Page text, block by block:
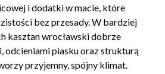
i dodatki w macie, które
bez przesady. W bardziej
kasztan wrocławski dobrze
odcieniami piasku oraz strukturą
przyjemny, spójny klimat.